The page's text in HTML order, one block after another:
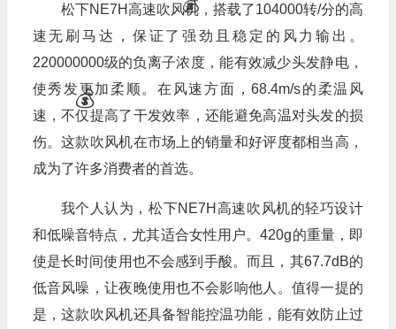
松下NE7H高速吹风机，搭载了104000转/分的高
速无刷马达，保证了强劲且稳定的风力输出。
220000000级的负离子浓度，能有效减少头发静电，
使秀发更加柔顺。在风速方面，68.4m/s的柔温风
速，不仅提高了干发效率，还能避免高温对头发的损
伤。这款吹风机在市场上的销量和好评度都相当高，
成为了许多消费者的首选。
我个人认为，松下NE7H高速吹风机的轻巧设计
和低噪音特点，尤其适合女性用户。420g的重量，即
使是长时间使用也不会感到手酸。而且，其67.7dB的
低音风噪，让夜晚使用也不会影响他人。值得一提的
是，这款吹风机还具备智能控温功能，能有效防止过